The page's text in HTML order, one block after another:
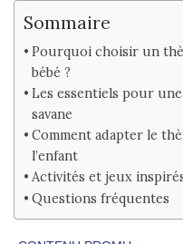
Sommaire
Pourquoi choisir un
bébé ?
Les essentiels pour
savane
Comment adapter le
l’enfant
Activités et jeux
Questions fréquentes